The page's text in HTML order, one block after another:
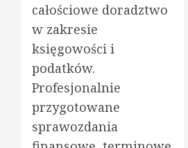
całościowe doradztwo
w zakresie
księgowości i
podatków.
Profesjonalnie
przygotowane
sprawozdania